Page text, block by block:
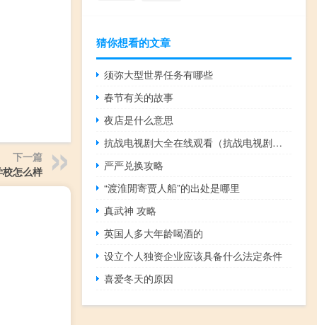
下一篇
怎么样
猜你想看的文章
须弥大型世界任务有哪些
春节有关的故事
夜店是什么意思
抗战电视剧大全在线观看（抗战电视剧大全）
严严兑换攻略
“渡淮閒寄贾人船”的出处是哪里
真武神 攻略
英国人多大年龄喝酒的
设立个人独资企业应该具备什么法定条件
喜爱冬天的原因